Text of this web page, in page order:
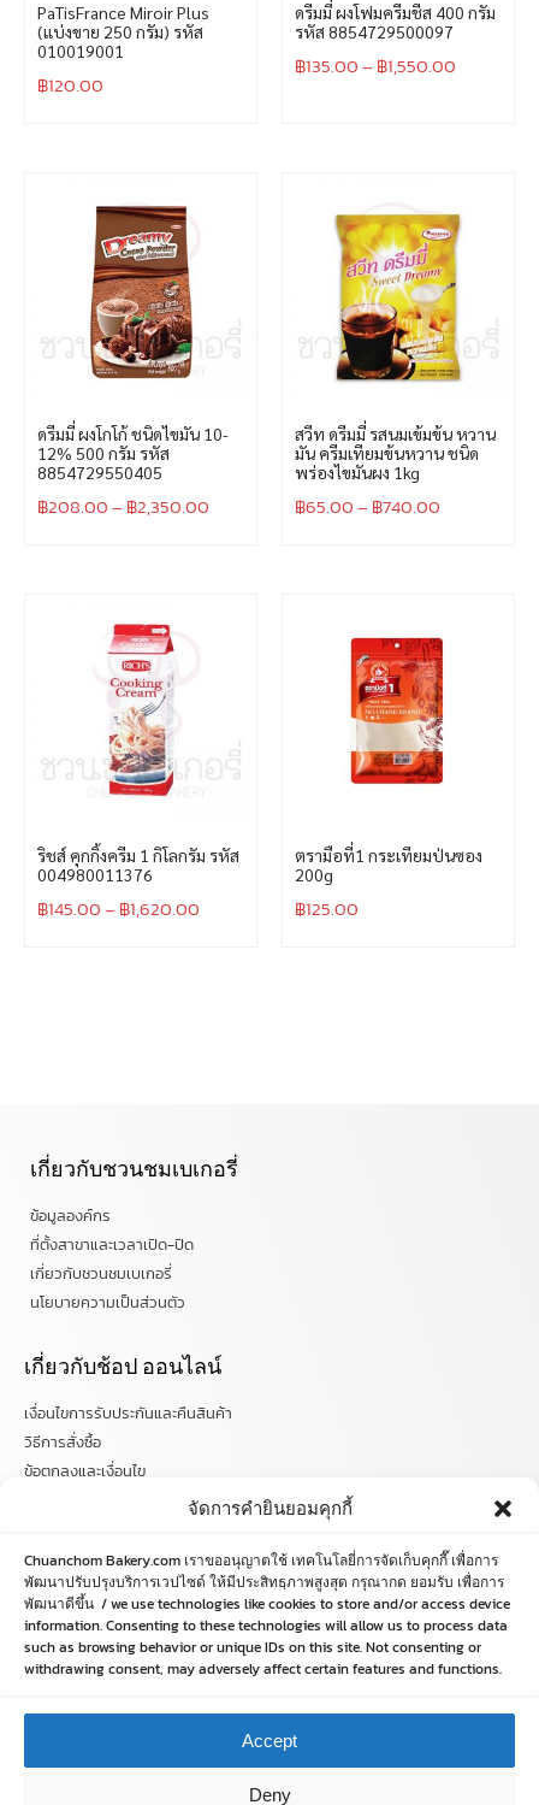
จัดการคำยินยอมคุกกี้
Chuanchom Bakery.com เราขออนุญาตใช้ เทคโนโลยี่การจัดเก็บคุกกี๊ เพื่อการ
พัฒนาปรับปรุงบริการเวปไซด์ ให้มีประสิทธฺภาพสูงสุด กรุณากด ยอมรับ เพื่อการ
พัฒนาดีขึ้น / we use technologies like cookies to store and/or access device
information. Consenting to these technologies will allow us to process data
such as browsing behavior or unique IDs on this site. Not consenting or
withdrawing consent, may adversely affect certain features and functions.
Accept
Deny
PaTisFrance Miroir Plus
(แบ่งขาย 250 กรัม) รหัส
010019001
฿120.00
ดรีมมี่ ผงโฟมครีมชีส 400 กรัม
รหัส 8854729500097
฿135.00– ฿1,550.00
ดรีมมี่ ผงโกโก้ ชนิดไขมัน 10-
12% 500 กรัม รหัส
8854729550405
฿208.00– ฿2,350.00
สวีท ดรีมมี่ รสนมเข้มข้น หวาน
มัน ครีมเทียมข้นหวาน ชนิด
พร่องไขมันผง 1kg
฿65.00– ฿740.00
ริชส์ คุกกิ้งครีม 1 กิโลกรัม รหัส
004980011376
฿145.00– ฿1,620.00
ตรามือที่1 กระเทียมป่นซอง
200g
฿125.00
เกี่ยวกับชวนชมเบเกอรี่
ข้อมูลองค์กร
ที่ตั้งสาขาและเวลาเปิด-ปิด
เกี่ยวกับชวนชมเบเกอรี่
นโยบายความเป็นส่วนตัว
เกี่ยวกับช้อป ออนไลน์
เงื่อนไขการรับประกันและคืนสินค้า
วิธีการสั่งซื้อ
ข้อตกลงและเงื่อนไข
ติดตามข่าวสารได้ที่
chuanchombakery
chuanchombakery
www.chuanchombakery.com
โทร. 065-526-2325, 02 519 8212